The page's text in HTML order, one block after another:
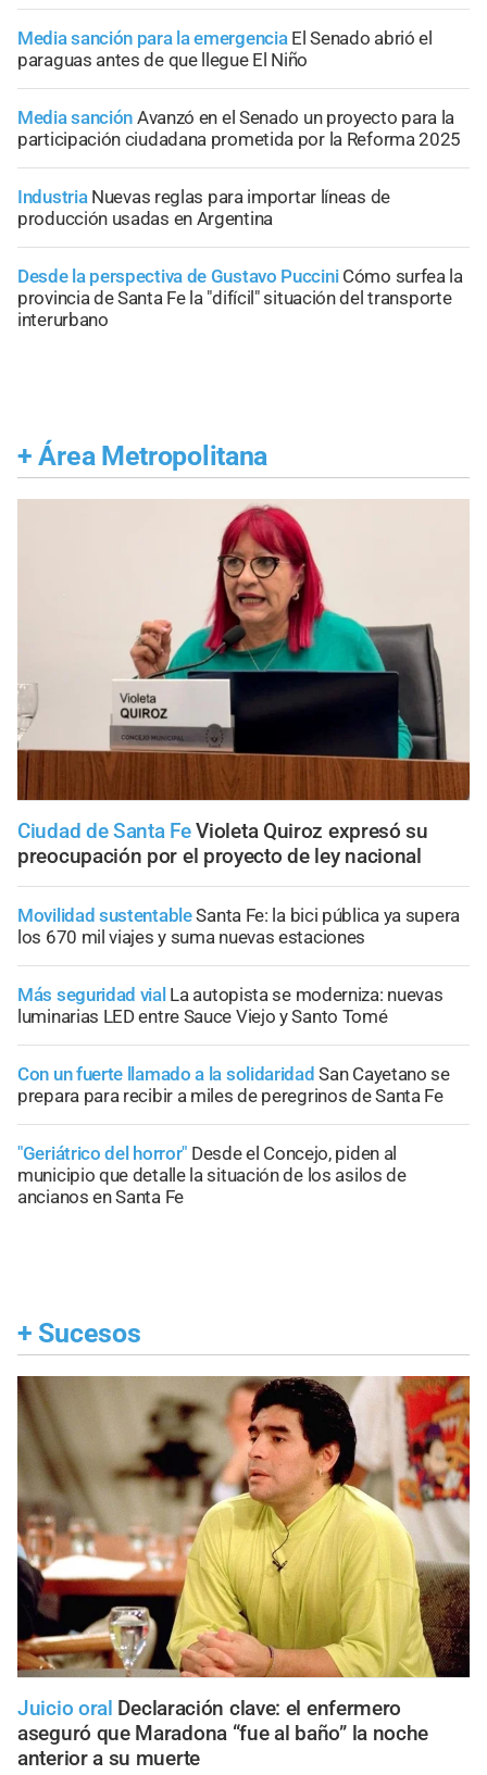
Media sanción para la emergencia El Senado abrió el
paraguas antes de que llegue El Niño
Media sanción Avanzó en el Senado un proyecto para la
participación ciudadana prometida por la Reforma 2025
Industria Nuevas reglas para importar líneas de
producción usadas en Argentina
Desde la perspectiva de Gustavo Puccini Cómo surfea la
provincia de Santa Fe la "difícil" situación del transporte
interurbano
+ Área Metropolitana
Ciudad de Santa Fe Violeta Quiroz expresó su
preocupación por el proyecto de ley nacional
Movilidad sustentableSanta Fe: la bici pública ya supera
los 670 mil viajes y suma nuevas estaciones
Más seguridad vial La autopista se moderniza: nuevas
luminarias LED entre Sauce Viejo y Santo Tomé
Con un fuerte llamado a la solidaridad San Cayetano se
prepara para recibir a miles de peregrinos de Santa Fe
"Geriátrico del horror" Desde el Concejo, piden al
municipio que detalle la situación de los asilos de
ancianos en Santa Fe
+ Sucesos
Juicio oral Declaración clave: el enfermero
aseguró que Maradona “fue al baño” la noche
anterior a su muerte